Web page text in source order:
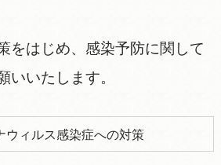
をはじめ、感染予防に関して
いいたします。
ウィルス感染症への対策